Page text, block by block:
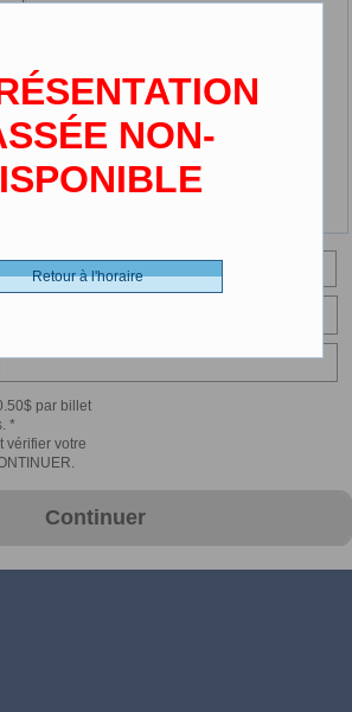
par billet
*
vérifier votre
Continuer
NON-
Retour à l'horaire